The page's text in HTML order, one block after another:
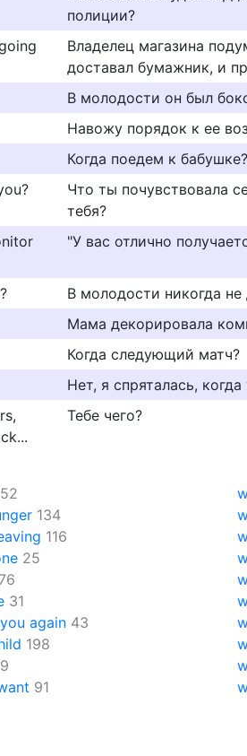
полиции?
Владелец магазина
доставал бумажник, и
В молодости он был
Навожу порядок к ее
Когда поедем к бабушке?
Что ты почувствовала
тебя?
"У вас отлично
В молодости никогда
Мама декорировала
Когда следующий матч?
Нет, я спряталась,
Тебе чего?
52
134
116
25
76
31
again 43
198
91